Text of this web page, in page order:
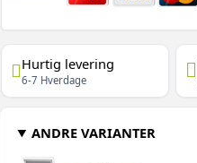
Hurtig levering
6-7 Hverdage
ANDRE VARIANTER